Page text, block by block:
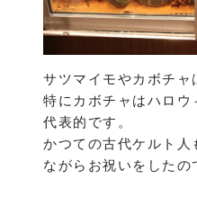
サツマイモやカボチ
特にカボチャはハロウ
代表的です。
かつての古代ケルト
ながらお祝いをしたの